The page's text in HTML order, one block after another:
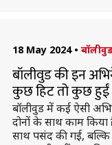
18 May 2024 •
बॉलीवुड की इन
कुछ हिट तो कुछ
बॉलीवुड में कई ऐसी
दोनों के साथ काम किया
साथ पसंद की गई,